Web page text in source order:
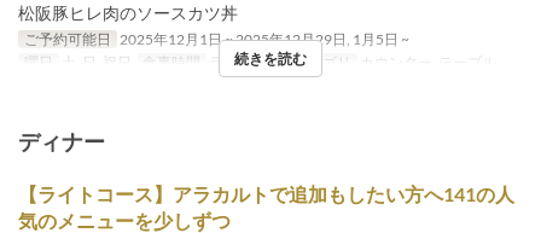
松阪豚ヒレ肉のソースカツ丼
ご予約可能日
2025年12月1日 ~ 2025年12月29日, 1月5日 ~
曜日
土, 日, 祝日 食事時間 ランチ 席のカテゴリ カウンター, テーブル
続きを読む
ディナー
【ライトコース】アラカルトで追加もしたい方へ141の人
気のメニューを少しずつ